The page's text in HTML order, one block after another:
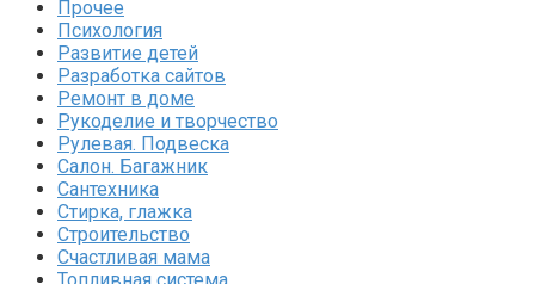
Прочее
Психология
Развитие детей
Разработка сайтов
Ремонт в доме
Рукоделие и творчество
Рулевая. Подвеска
Салон. Багажник
Сантехника
Стирка, глажка
Строительство
Счастливая мама